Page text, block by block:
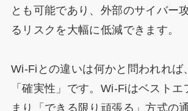
とも可能であり、外部のサイバー
るリスクを大幅に低減できます。
Wi-Fiとの違いは何かと問われれば
「確実性」です。Wi-Fiはベスト
まり「できる限り頑張る」方式の